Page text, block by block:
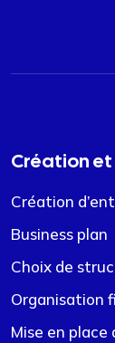
Création
Création
Business plan
Choix de
Organisation
Mise en place